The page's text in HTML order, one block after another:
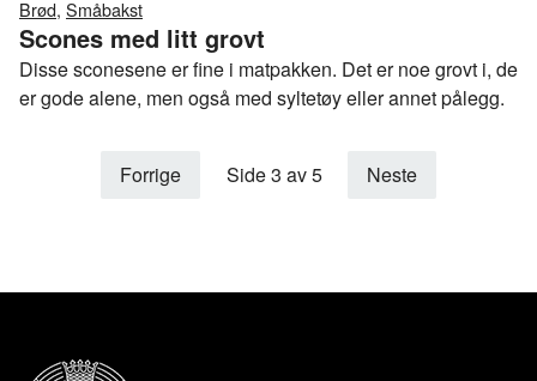
Brød, Småbakst
Scones med litt grovt
Disse sconesene er fine i matpakken. Det er noe grovt i, de
er gode alene, men også med syltetøy eller annet pålegg.
Forrige Side 3 av 5 Neste